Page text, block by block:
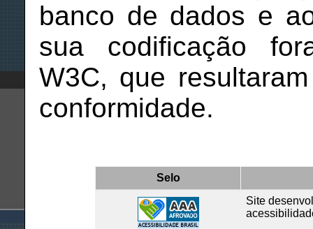
banco de dados e
sua codificação
W3C, que
conformidade.
Selo
Site